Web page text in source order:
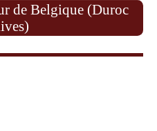
de Belgique (Duroc